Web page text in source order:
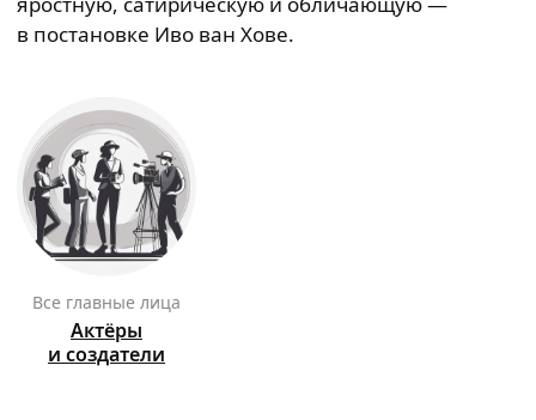
в постановке Иво ван Хове.
Все главные лица
Актёры
и создатели